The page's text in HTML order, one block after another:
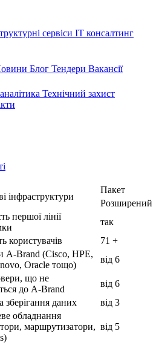
сервіси IT консалтинг
Блог Тендери Вакансії
Технічний захист
інфраструктури
Пакет
Розширений
першої лінії
так
користувачів 71 +
A-Brand (Cisco, HPE,
Oracle тощо)
від 6
що не
до A-Brand
від 6
зберігання даних
від 3
обладнання
маршрутизатори, від 5